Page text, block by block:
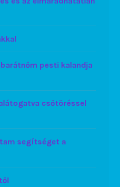
pesti kalandja
csőtöréssel
segítséget a